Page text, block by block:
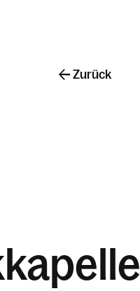
Zurück